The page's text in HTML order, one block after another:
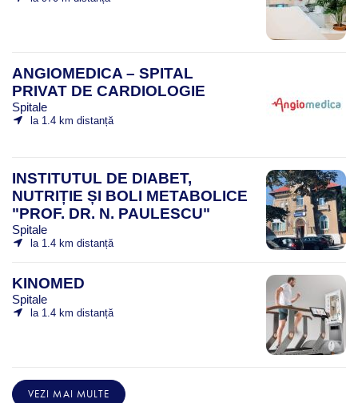
ANGIOMEDICA – SPITAL
PRIVAT DE CARDIOLOGIE
Spitale
la 1.4 km distanță
INSTITUTUL DE DIABET,
NUTRIȚIE ȘI BOLI METABOLICE
"PROF. DR. N. PAULESCU"
Spitale
la 1.4 km distanță
KINOMED
Spitale
la 1.4 km distanță
VEZI MAI MULTE